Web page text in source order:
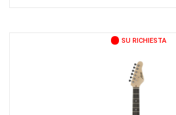
SU RICHIESTA